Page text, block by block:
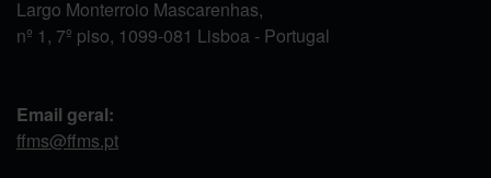
Largo Monterroio Mascarenhas,
nº 1, 7º piso, 1099-081 Lisboa - Portugal
Email geral:
ffms@ffms.pt